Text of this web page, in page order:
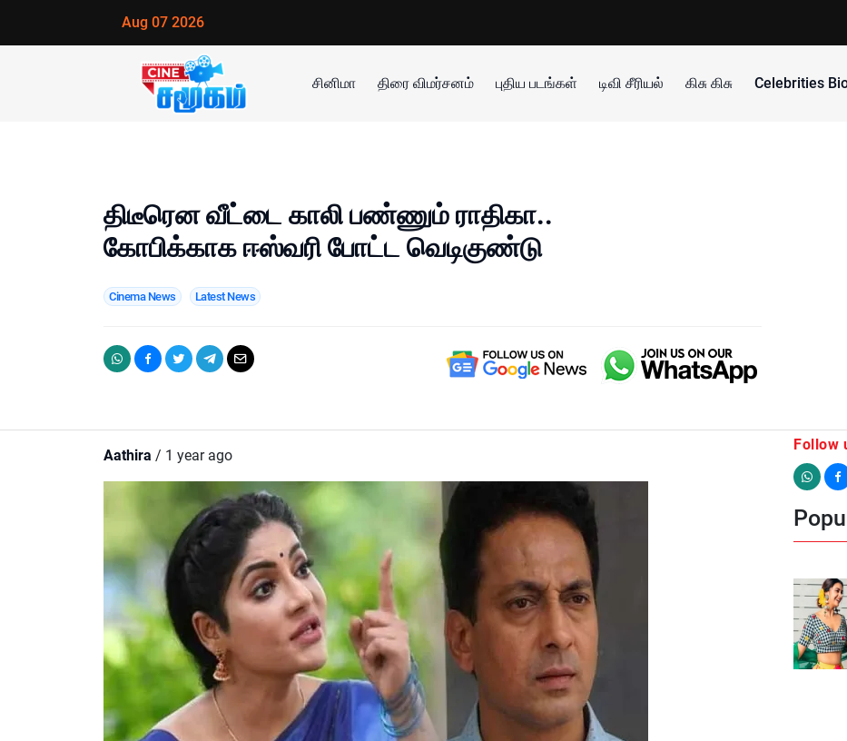
Aug 07 2026
சினிமா திரை விமர்சனம் புதிய படங்கள் டிவி சீரியல் கிசு கிசு Celebrities
திடீரென வீட்டை காலி பண்ணும் ராதிகா..
கோபிக்காக ஈஸ்வரி போட்ட வெடிகுண்டு
Cinema News Latest News
Aathira / 1 year ago
Follow